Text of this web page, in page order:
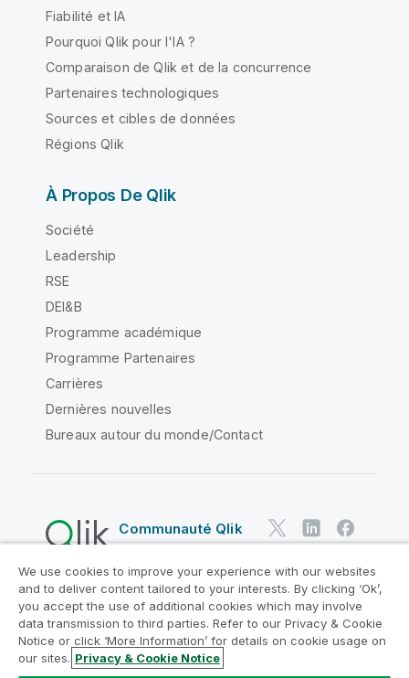
Fiabilité et IA
Pourquoi Qlik pour l'IA ?
Comparaison de Qlik et de la concurrence
Partenaires technologiques
Sources et cibles de données
Régions Qlik
À Propos De Qlik
Société
Leadership
RSE
DEI&B
Programme académique
Programme Partenaires
Carrières
Dernières nouvelles
Bureaux autour du monde/Contact
Communauté Qlik
Contrats juridiques
Conditions d'utilisation des produits
Legal Policies
Conditions légales
Conditions d'utilisation
Marques
We use cookies to improve your experience with our websites
and to deliver content tailored to your interests. By clicking ‘Ok’,
you accept the use of additional cookies which may involve
data transmission to third parties. Refer to our Privacy & Cookie
Notice or click ‘More Information’ for details on cookie usage on
our sites. Privacy & Cookie Notice